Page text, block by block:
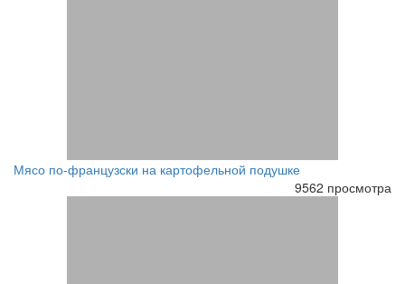
Мясо по-французски на картофельной подушке
9562 просмотра